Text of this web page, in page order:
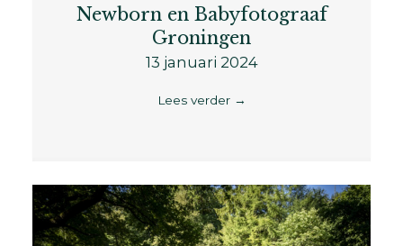
Newborn en Babyfotograaf
Groningen
13 januari 2024
Lees verder →